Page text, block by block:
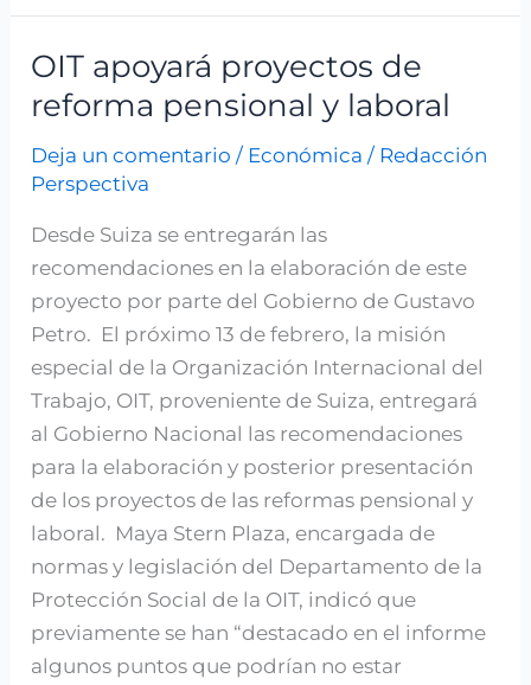
OIT apoyará proyectos de
reforma pensional y laboral
Deja un comentario / Económica / Redacción
Perspectiva
Desde Suiza se entregarán las
recomendaciones en la elaboración de este
proyecto por parte del Gobierno de Gustavo
Petro. El próximo 13 de febrero, la misión
especial de la Organización Internacional del
Trabajo, OIT, proveniente de Suiza, entregará
al Gobierno Nacional las recomendaciones
para la elaboración y posterior presentación
de los proyectos de las reformas pensional y
laboral. Maya Stern Plaza, encargada de
normas y legislación del Departamento de la
Protección Social de la OIT, indicó que
previamente se han “destacado en el informe
algunos puntos que podrían no estar
OIT
apoyará
de
reforma
pensional
y
laboral